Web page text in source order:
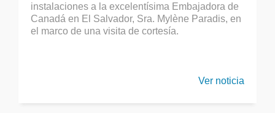
instalaciones a la excelentísima Embajadora de
Canadá en El Salvador, Sra. Mylène Paradis, en
el marco de una visita de cortesía.
Ver noticia